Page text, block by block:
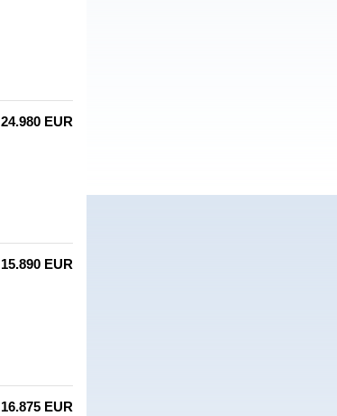
24.980 EUR
15.890 EUR
16.875 EUR